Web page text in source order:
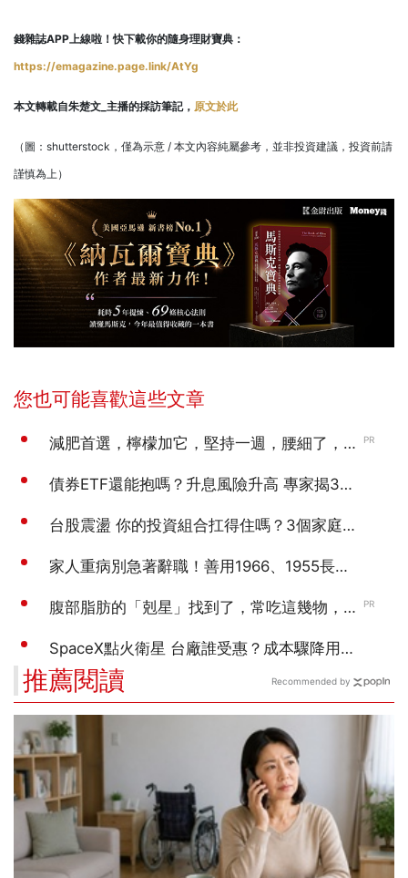
錢雜誌APP上線啦！快下載你的隨身理財寶典：
https://emagazine.page.link/AtYg
本文轉載自朱楚文_主播的採訪筆記， 原文於此
（圖：shutterstock，僅為示意 / 本文內容純屬參考，並非投資建議，投資前請
謹慎為上）
推薦閱讀 Recommended by